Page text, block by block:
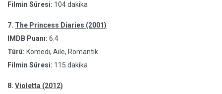
Filmin Süresi: 104 dakika
7. The Princess Diaries (2001)
IMDB Puanı: 6.4
Türü: Komedi, Aile, Romantik
Filmin Süresi: 115 dakika
8. Violetta (2012)